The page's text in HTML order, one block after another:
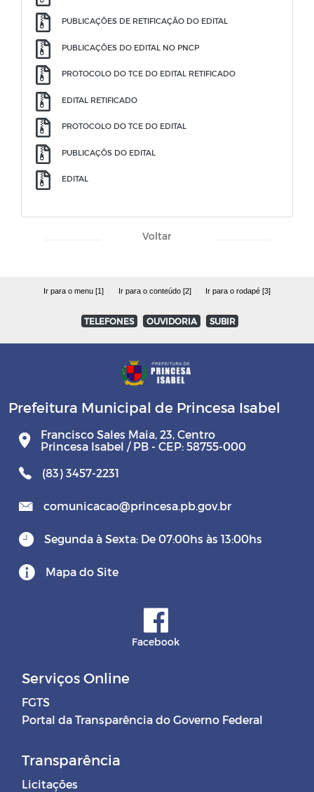
PUBLICAÇÕES DE RETIFICAÇÃO DO EDITAL
PUBLICAÇÕES DO EDITAL NO PNCP
PROTOCOLO DO TCE DO EDITAL RETIFICADO
EDITAL RETIFICADO
PROTOCOLO DO TCE DO EDITAL
PUBLICAÇÕS DO EDITAL
EDITAL
Voltar
Ir para o menu [1] Ir para o conteúdo [2] Ir para o rodapé [3]
TELEFONES OUVIDORIA SUBIR
Prefeitura Municipal de Princesa Isabel
Francisco Sales Maia, 23, Centro
Princesa Isabel / PB - CEP: 58755-000
(83) 3457-2231
comunicacao@princesa.pb.gov.br
Segunda à Sexta: De 07:00hs às 13:00hs
Mapa do Site
Facebook
Serviços Online
FGTS
Portal da Transparência do Governo Federal
Transparência
Licitações